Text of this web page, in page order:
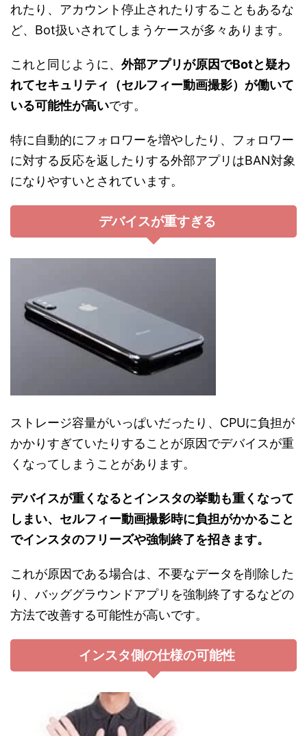
れたり、アカウント停止されたりすることもあるな
ど、Bot扱いされてしまうケースが多々あります。
これと同じように、 外部アプリが原因でBotと疑わ
れてセキュリティ（セルフィー動画撮影）が働いて
いる可能性が高いです。
特に自動的にフォロワーを増やしたり、フォロワー
に対する反応を返したりする外部アプリはBAN対象
になりやすいとされています。
デバイスが重すぎる
ストレージ容量がいっぱいだったり、CPUに負担が
かかりすぎていたりすることが原因でデバイスが重
くなってしまうことがあります。
デバイスが重くなるとインスタの挙動も重くなって
しまい、セルフィー動画撮影時に負担がかかること
でインスタのフリーズや強制終了を招きます。
これが原因である場合は、不要なデータを削除した
り、バッググラウンドアプリを強制終了するなどの
方法で改善する可能性が高いです。
インスタ側の仕様の可能性